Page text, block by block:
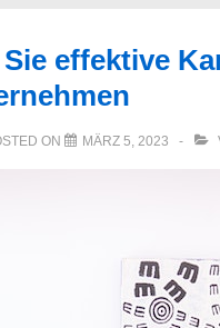
effektive
ON MÄRZ 5, 2023